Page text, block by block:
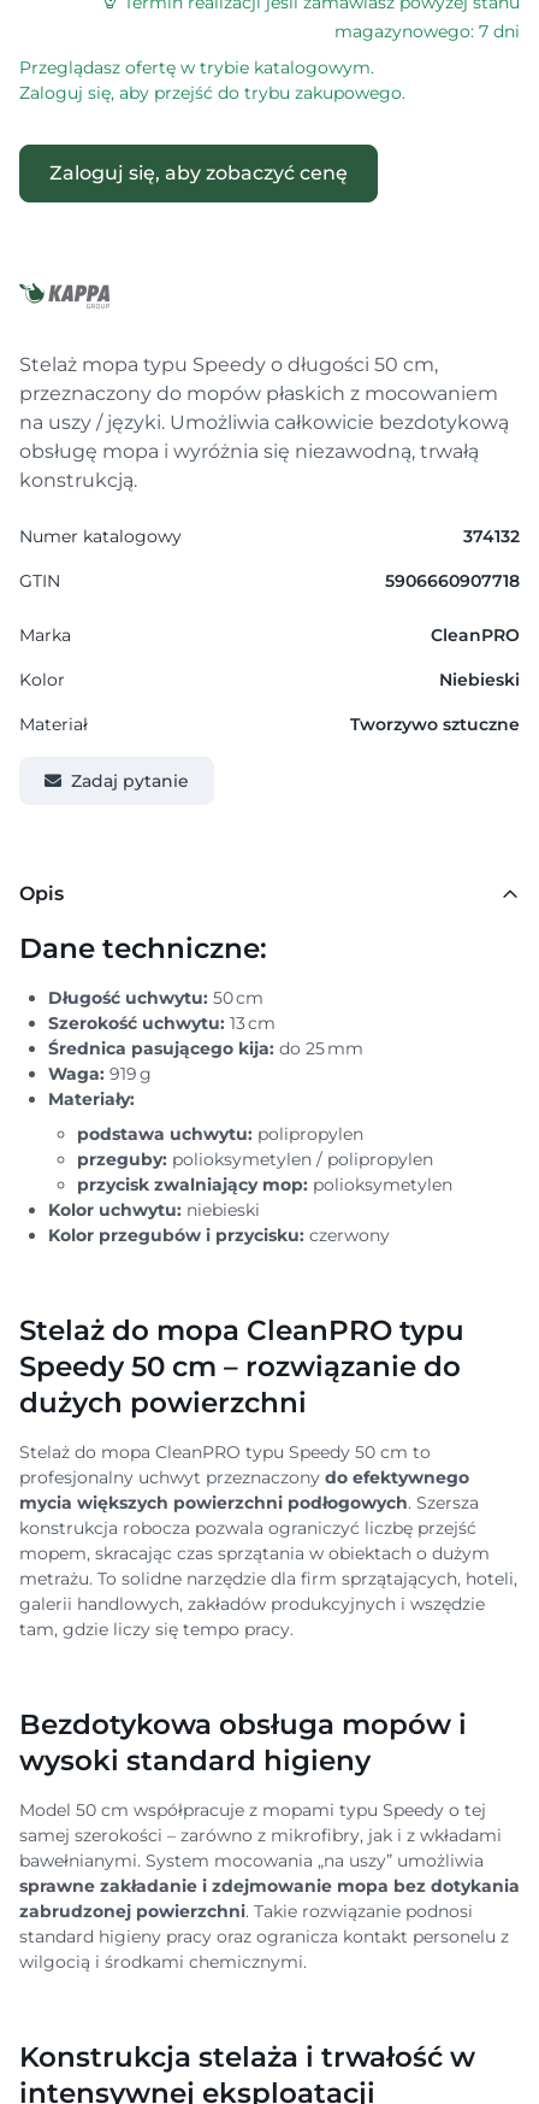
magazynowego: 7 dni
Przeglądasz ofertę w trybie katalogowym.
Zaloguj się, aby przejść do trybu zakupowego.
Zaloguj się, aby zobaczyć cenę
Stelaż mopa typu Speedy o długości 50 cm,
przeznaczony do mopów płaskich z mocowaniem
na uszy / języki. Umożliwia całkowicie bezdotykową
obsługę mopa i wyróżnia się niezawodną, trwałą
konstrukcją.
Numer katalogowy 374132
GTIN 5906660907718
Marka CleanPRO
Kolor Niebieski
Materiał Tworzywo sztuczne
Zadaj pytanie
Opis
Dane techniczne:
Długość uchwytu: 50 cm
Szerokość uchwytu: 13 cm
Średnica pasującego kija: do 25 mm
Waga: 919 g
Materiały:
podstawa uchwytu: polipropylen
przeguby: polioksymetylen / polipropylen
przycisk zwalniający mop: polioksymetylen
Kolor uchwytu: niebieski
Kolor przegubów i przycisku: czerwony
Stelaż do mopa CleanPRO typu
Speedy 50 cm – rozwiązanie do
dużych powierzchni
Stelaż do mopa CleanPRO typu Speedy 50 cm to
profesjonalny uchwyt przeznaczony do efektywnego
mycia większych powierzchni podłogowych. Szersza
konstrukcja robocza pozwala ograniczyć liczbę przejść
mopem, skracając czas sprzątania w obiektach o dużym
metrażu. To solidne narzędzie dla firm sprzątających, hoteli,
galerii handlowych, zakładów produkcyjnych i wszędzie
tam, gdzie liczy się tempo pracy.
Bezdotykowa obsługa mopów i
wysoki standard higieny
Model 50 cm współpracuje z mopami typu Speedy o tej
samej szerokości – zarówno z mikrofibry, jak i z wkładami
bawełnianymi. System mocowania „na uszy” umożliwia
sprawne zakładanie i zdejmowanie mopa bez dotykania
zabrudzonej powierzchni. Takie rozwiązanie podnosi
standard higieny pracy oraz ogranicza kontakt personelu z
wilgocią i środkami chemicznymi.
Konstrukcja stelaża i trwałość w
intensywnej eksploatacji